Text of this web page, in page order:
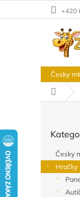
+420
Česky
Domů
a
n
kategorie
Česky
Hračky